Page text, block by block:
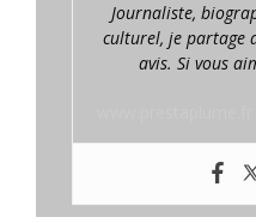
Journaliste,
culturel, je partage
avis. Si vous